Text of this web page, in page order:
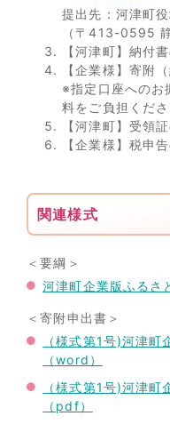
提出先：河津町
（〒413-0595
【河津町】納付
【企業様】寄附
※指定口座へのお
料をご負担くださ
【河津町】受領
【企業様】税申
関連様式
＜要綱＞
河津町企業版ふるさ
＜寄附申出書＞
（様式第1号)河津
（word）
（様式第1号)河津
（pdf）